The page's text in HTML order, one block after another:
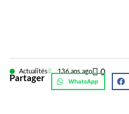
Actualités 136 ans ago 0
Partager WhatsApp